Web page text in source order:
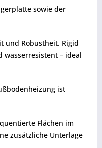
sowie der
und Robustheit. Rigid
wasserresistent – ideal
ist
Flächen im
zusätzliche Unterlage